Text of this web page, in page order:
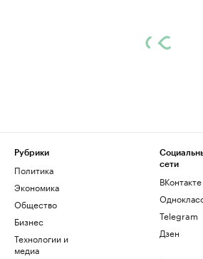
Рубрики
Политика
Экономика
Общество
Бизнес
Технологии и
медиа
сети
ВКонтакте
Telegram
Дзен